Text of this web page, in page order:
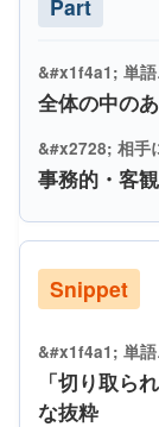
Part
全体の中の
事務的・客
Snippet
「切り取ら
な抜粋